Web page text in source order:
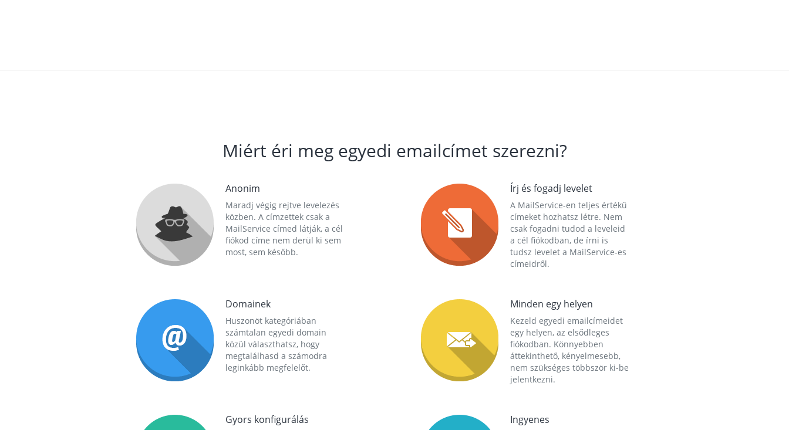
Miért éri meg egyedi emailcímet szerezni?
Anonim
Maradj végig rejtve levelezés
közben. A címzettek csak a
MailService címed látják, a cél
fiókod címe nem derül ki sem
most, sem később.
Írj és fogadj levelet
A MailService-en teljes értékű
címeket hozhatsz létre. Nem
csak fogadni tudod a leveleid
a cél fiókodban, de írni is
tudsz levelet a MailService-es
címeidről.
Domainek
Huszonöt kategóriában
számtalan egyedi domain
közül választhatsz, hogy
megtalálhasd a számodra
leginkább megfelelőt.
Minden egy helyen
Kezeld egyedi emailcímeidet
egy helyen, az elsődleges
fiókodban. Könnyebben
áttekinthető, kényelmesebb,
nem szükséges többször ki-be
jelentkezni.
Gyors konfigurálás Ingyenes